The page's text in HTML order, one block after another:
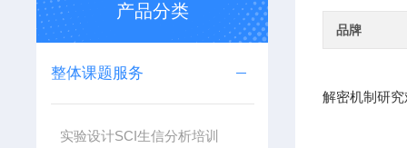
产品分类
整体课题服务
实验设计SCI生信分析培训
品牌
解密机制研